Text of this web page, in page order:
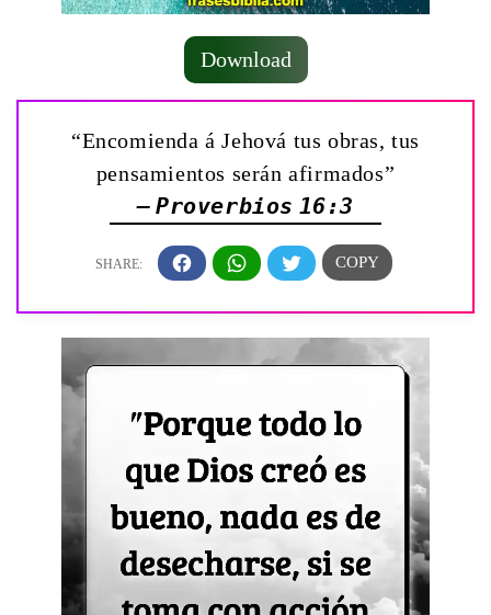
Download
“Encomienda á Jehová tus obras, tus
pensamientos serán afirmados”
— Proverbios 16:3